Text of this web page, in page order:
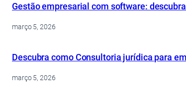
Gestão empresarial com software:
março 5, 2026
Descubra como Consultoria jurídica para
março 5, 2026